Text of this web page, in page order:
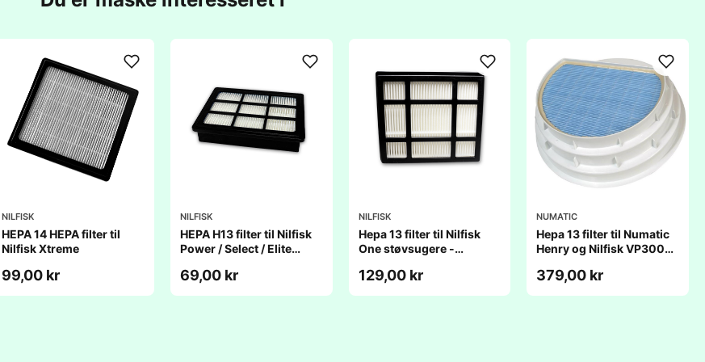
NILFISK
HEPA 14 HEPA filter til
Nilfisk Xtreme
99,00 kr
NILFISK
HEPA H13 filter til Nilfisk
Power / Select / Elite
69,00 kr
NILFISK
Hepa 13 filter til Nilfisk
One støvsugere -
129,00 kr
NUMATIC
Hepa 13 filter til Numatic
Henry og Nilfisk VP300
379,00 kr